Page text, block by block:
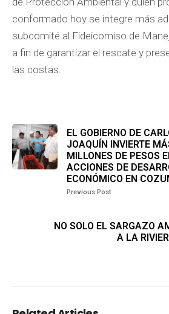
conformado hoy se integre más
subcomité al Fideicomiso de
a fin de garantizar el rescate y
las costas.
EL GOBIERNO DE
JOAQUÍN INVIERTE
MILLONES DE PESOS
ACCIONES DE
ECONÓMICO EN
Previous Post
NO SOLO EL SARGAZO
A LA